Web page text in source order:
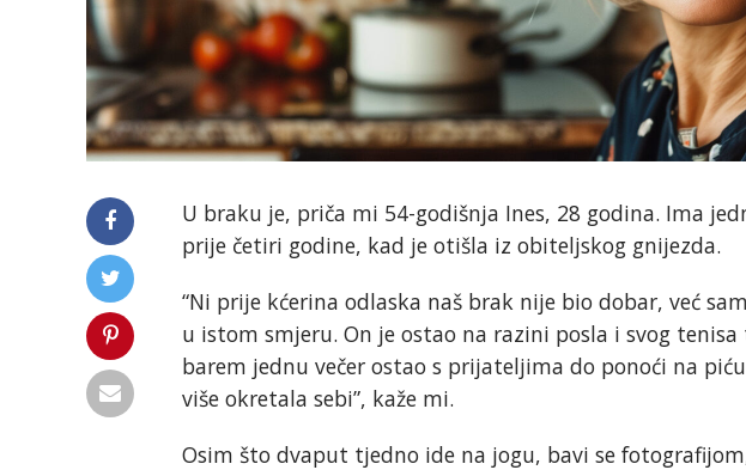
U braku je, priča mi 54-godišnja Ines, 28 godina. Ima
prije četiri godine, kad je otišla iz obiteljskog gnijezda.
“Ni prije kćerina odlaska naš brak nije bio dobar, već
u istom smjeru. On je ostao na razini posla i svog
barem jednu večer ostao s prijateljima do ponoći na
više okretala sebi”, kaže mi.
Osim što dvaput tjedno ide na jogu, bavi se